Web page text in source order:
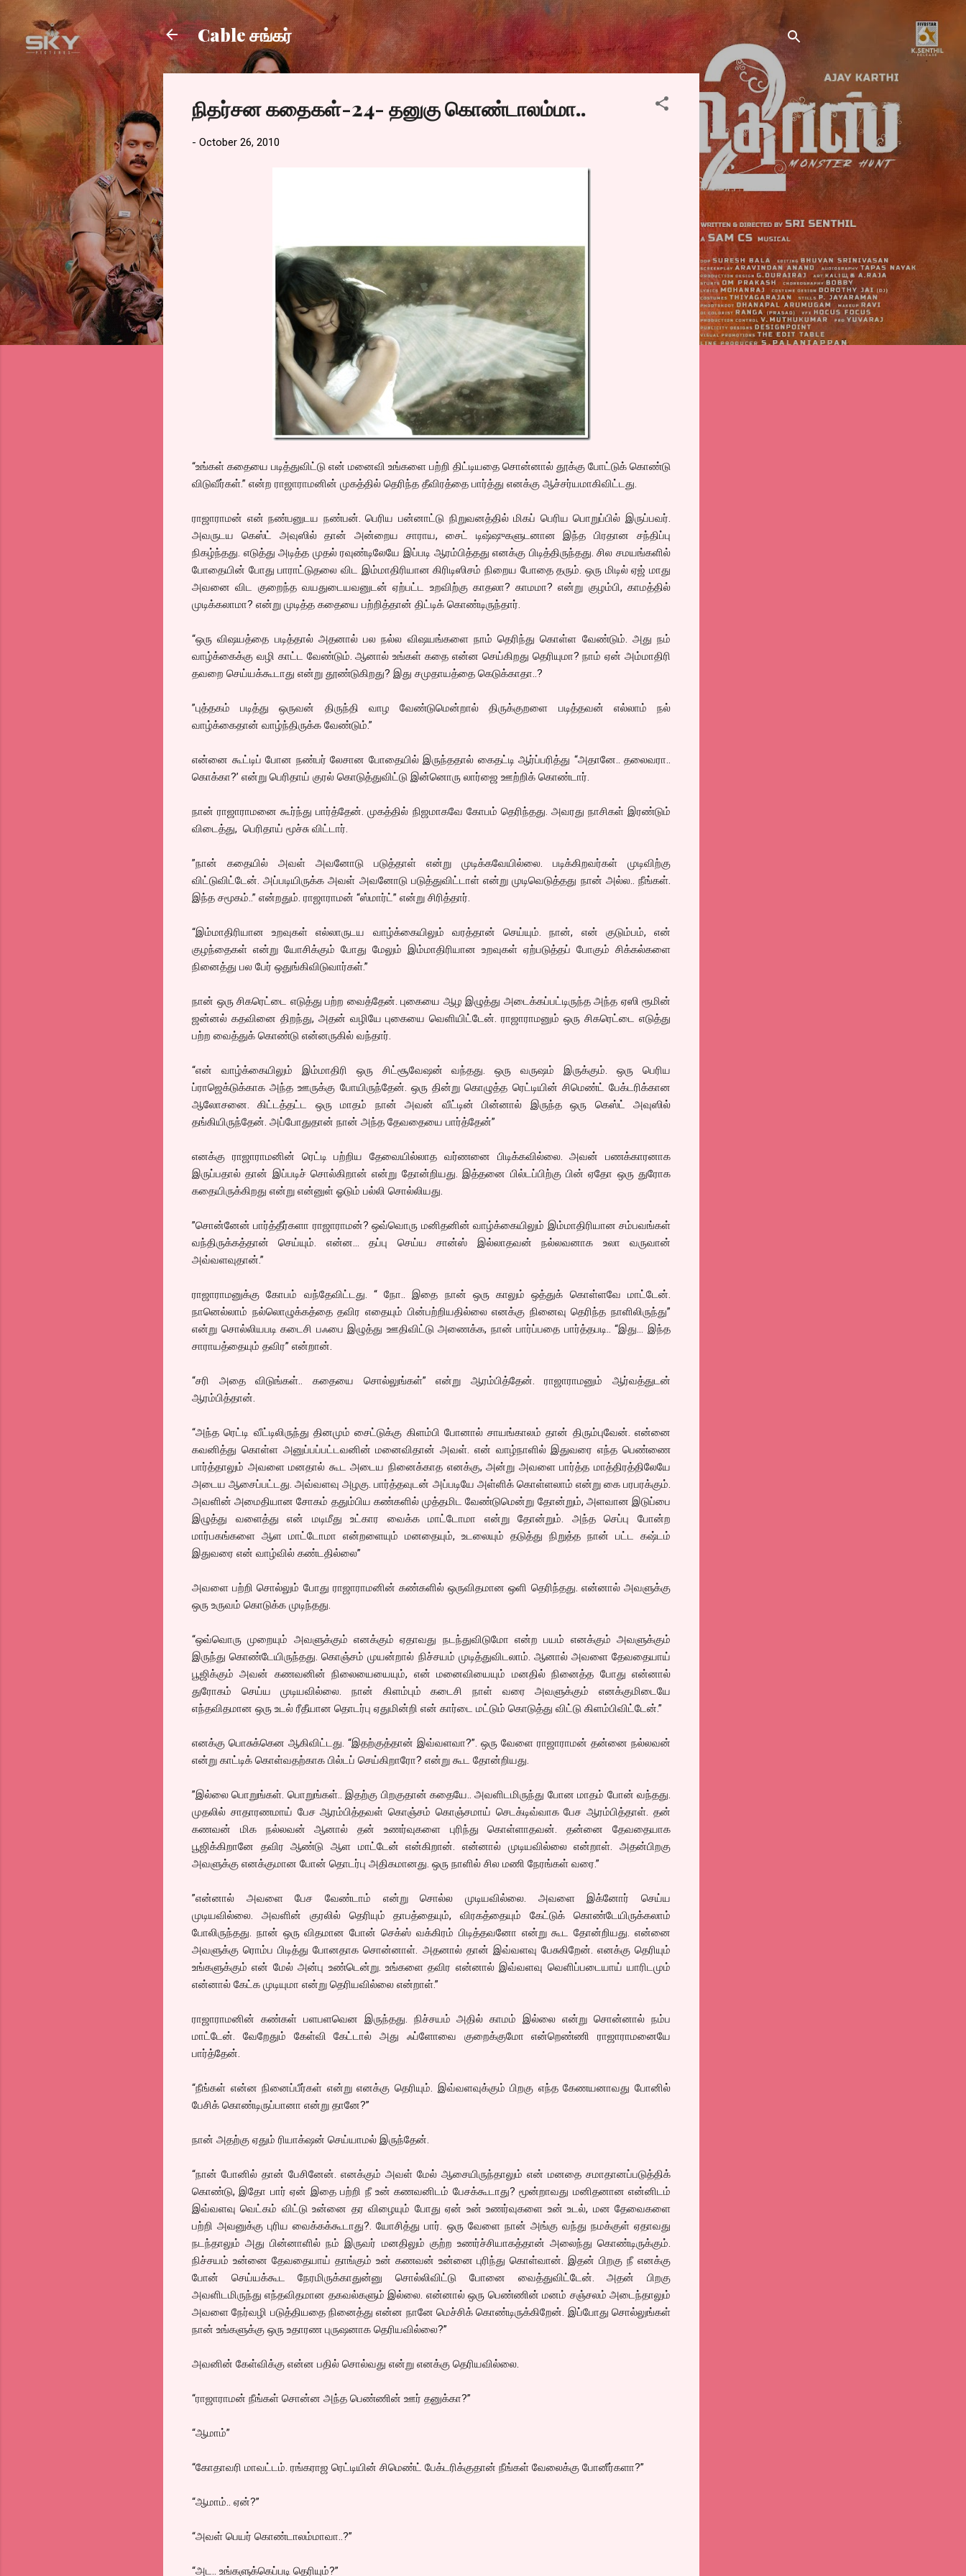
Skip to main content
Cable சங்கர்
நிதர்சன கதைகள்-24- தனுகு கொண்டாலம்மா..
- October 26, 2010
“உங்கள் கதையை படித்துவிட்டு என் மனைவி உங்களை பற்றி திட்டியதை சொன்னால் தூக்கு போட்டுக் கொண்டு
விடுவீர்கள்.” என்ற ராஜாராமனின் முகத்தில் தெரிந்த தீவிரத்தை பார்த்து எனக்கு ஆச்சர்யமாகிவிட்டது.
ராஜாராமன் என் நண்பனுடய நண்பன். பெரிய பன்னாட்டு நிறுவனத்தில் மிகப் பெரிய பொறுப்பில் இருப்பவர்.
அவருடய கெஸ்ட் அவுஸில் தான் அன்றைய சாராய, சைட் டிஷ்ஷுகளுடனான இந்த பிரதான சந்திப்பு
நிகழ்ந்தது. எடுத்து அடித்த முதல் ரவுண்டிலேயே இப்படி ஆரம்பித்தது எனக்கு பிடித்திருந்தது. சில சமயங்களில்
போதையின் போது பாராட்டுதலை விட இம்மாதிரியான கிரிடிஸிசம் நிறைய போதை தரும். ஒரு மிடில் ஏஜ் மாது
அவனை விட குறைந்த வயதுடையவனுடன் ஏற்பட்ட உறவிற்கு காதலா? காமமா? என்று குழம்பி, காமத்தில்
முடிக்கலாமா? என்று முடித்த கதையை பற்றித்தான் திட்டிக் கொண்டிருந்தார்.
“ஒரு விஷயத்தை படித்தால் அதனால் பல நல்ல விஷயங்களை நாம் தெரிந்து கொள்ள வேண்டும். அது நம்
வாழ்க்கைக்கு வழி காட்ட வேண்டும். ஆனால் உங்கள் கதை என்ன செய்கிறது தெரியுமா? நாம் ஏன் அம்மாதிரி
தவறை செய்யக்கூடாது என்று தூண்டுகிறது? இது சமுதாயத்தை கெடுக்காதா..?
”புத்தகம் படித்து ஒருவன் திருந்தி வாழ வேண்டுமென்றால் திருக்குறளை படித்தவன் எல்லாம் நல்
வாழ்க்கைதான் வாழ்ந்திருக்க வேண்டும்.”
என்னை கூட்டிப் போன நண்பர் லேசான போதையில் இருந்ததால் கைதட்டி ஆர்ப்பரித்து “அதானே.. தலைவரா..
கொக்கா?’ என்று பெரிதாய் குரல் கொடுத்துவிட்டு இன்னொரு லார்ஜை ஊற்றிக் கொண்டார்.
நான் ராஜாராமனை கூர்ந்து பார்த்தேன். முகத்தில் நிஜமாகவே கோபம் தெரிந்தது. அவரது நாசிகள் இரண்டும்
விடைத்து, பெரிதாய் மூச்சு விட்டார்.
”நான் கதையில் அவள் அவனோடு படுத்தாள் என்று முடிக்கவேயில்லை. படிக்கிறவர்கள் முடிவிற்கு
விட்டுவிட்டேன். அப்படியிருக்க அவள் அவனோடு படுத்துவிட்டாள் என்று முடிவெடுத்தது நான் அல்ல.. நீங்கள்.
இந்த சமூகம்..” என்றதும். ராஜாராமன் “ஸ்மார்ட்” என்று சிரித்தார்.
“இம்மாதிரியான உறவுகள் எல்லாருடய வாழ்க்கையிலும் வரத்தான் செய்யும். நான், என் குடும்பம், என்
குழந்தைகள் என்று யோசிக்கும் போது மேலும் இம்மாதிரியான உறவுகள் ஏற்படுத்தப் போகும் சிக்கல்களை
நினைத்து பல பேர் ஒதுங்கிவிடுவார்கள்.”
நான் ஒரு சிகரெட்டை எடுத்து பற்ற வைத்தேன். புகையை ஆழ இழுத்து அடைக்கப்பட்டிருந்த அந்த ஏஸி ரூமின்
ஜன்னல் கதவினை திறந்து, அதன் வழியே புகையை வெளியிட்டேன். ராஜாராமனும் ஒரு சிகரெட்டை எடுத்து
பற்ற வைத்துக் கொண்டு என்னருகில் வந்தார்.
“என் வாழ்க்கையிலும் இம்மாதிரி ஒரு சிட்சூவேஷன் வந்தது. ஒரு வருஷம் இருக்கும். ஒரு பெரிய
ப்ராஜெக்டுக்காக அந்த ஊருக்கு போயிருந்தேன். ஒரு தின்று கொழுத்த ரெட்டியின் சிமெண்ட் பேக்டரிக்கான
ஆலோசனை. கிட்டத்தட்ட ஒரு மாதம் நான் அவன் வீட்டின் பின்னால் இருந்த ஒரு கெஸ்ட் அவுஸில்
தங்கியிருந்தேன். அப்போதுதான் நான் அந்த தேவதையை பார்த்தேன்”
எனக்கு ராஜாராமனின் ரெட்டி பற்றிய தேவையில்லாத வர்ணனை பிடிக்கவில்லை. அவன் பணக்காரனாக
இருப்பதால் தான் இப்படிச் சொல்கிறான் என்று தோன்றியது. இத்தனை பில்டப்பிற்கு பின் ஏதோ ஒரு துரோக
கதையிருக்கிறது என்று என்னுள் ஓடும் பல்லி சொல்லியது.
”சொன்னேன் பார்த்தீர்களா ராஜாராமன்? ஒவ்வொரு மனிதனின் வாழ்க்கையிலும் இம்மாதிரியான சம்பவங்கள்
வந்திருக்கத்தான் செய்யும். என்ன... தப்பு செய்ய சான்ஸ் இல்லாதவன் நல்லவனாக உலா வருவான்
அவ்வளவுதான்.”
ராஜாராமனுக்கு கோபம் வந்தேவிட்டது. “ நோ.. இதை நான் ஒரு காலும் ஒத்துக் கொள்ளவே மாட்டேன்.
நானெல்லாம் நல்லொழுக்கத்தை தவிர எதையும் பின்பற்றியதில்லை எனக்கு நினைவு தெரிந்த நாளிலிருந்து”
என்று சொல்லியபடி கடைசி பஃபை இழுத்து ஊதிவிட்டு அணைக்க, நான் பார்ப்பதை பார்த்தபடி.. “இது... இந்த
சாராயத்தையும் தவிர” என்றான்.
“சரி அதை விடுங்கள்.. கதையை சொல்லுங்கள்” என்று ஆரம்பித்தேன். ராஜாராமனும் ஆர்வத்துடன்
ஆரம்பித்தான்.
“அந்த ரெட்டி வீட்டிலிருந்து தினமும் சைட்டுக்கு கிளம்பி போனால் சாயங்காலம் தான் திரும்புவேன். என்னை
கவனித்து கொள்ள அனுப்பப்பட்டவனின் மனைவிதான் அவள். என் வாழ்நாளில் இதுவரை எந்த பெண்ணை
பார்த்தாலும் அவளை மனதால் கூட அடைய நினைக்காத எனக்கு, அன்று அவளை பார்த்த மாத்திரத்திலேயே
அடைய ஆசைப்பட்டது. அவ்வளவு அழகு. பார்த்தவுடன் அப்படியே அள்ளிக் கொள்ளலாம் என்று கை பரபரக்கும்.
அவளின் அமைதியான சோகம் ததும்பிய கண்களில் முத்தமிட வேண்டுமென்று தோன்றும், அளவான இடுப்பை
இழுத்து வளைத்து என் மடிமீது உட்கார வைக்க மாட்டோமா என்று தோன்றும். அந்த செப்பு போன்ற
மார்பகங்களை ஆள மாட்டோமா என்றளையும் மனதையும், உடலையும் தடுத்து நிறுத்த நான் பட்ட கஷ்டம்
இதுவரை என் வாழ்வில் கண்டதில்லை”
அவளை பற்றி சொல்லும் போது ராஜாராமனின் கண்களில் ஒருவிதமான ஒளி தெரிந்தது. என்னால் அவளுக்கு
ஒரு உருவம் கொடுக்க முடிந்தது.
“ஒவ்வொரு முறையும் அவளுக்கும் எனக்கும் ஏதாவது நடந்துவிடுமோ என்ற பயம் எனக்கும் அவளுக்கும்
இருந்து கொண்டேயிருந்தது. கொஞ்சம் முயன்றால் நிச்சயம் முடித்துவிடலாம். ஆனால் அவளை தேவதையாய்
பூஜிக்கும் அவன் கணவனின் நிலையையையும், என் மனைவியையும் மனதில் நினைத்த போது என்னால்
துரோகம் செய்ய முடியவில்லை. நான் கிளம்பும் கடைசி நாள் வரை அவளுக்கும் எனக்குமிடையே
எந்தவிதமான ஒரு உடல் ரீதீயான தொடர்பு ஏதுமின்றி என் கார்டை மட்டும் கொடுத்து விட்டு கிளம்பிவிட்டேன்.”
எனக்கு பொசுக்கென ஆகிவிட்டது. “இதற்குத்தான் இவ்வளவா?”. ஒரு வேளை ராஜாராமன் தன்னை நல்லவன்
என்று காட்டிக் கொள்வதற்காக பில்டப் செய்கிறாரோ? என்று கூட தோன்றியது.
”இல்லை பொறுங்கள். பொறுங்கள்.. இதற்கு பிறகுதான் கதையே.. அவளிடமிருந்து போன மாதம் போன் வந்தது.
முதலில் சாதாரணமாய் பேச ஆரம்பித்தவள் கொஞ்சம் கொஞ்சமாய் செடக்டிவ்வாக பேச ஆரம்பித்தாள். தன்
கணவன் மிக நல்லவன் ஆனால் தன் உணர்வுகளை புரிந்து கொள்ளாதவன். தன்னை தேவதையாக
பூஜிக்கிறானே தவிர ஆண்டு ஆள மாட்டேன் என்கிறான். என்னால் முடியவில்லை என்றாள். அதன்பிறகு
அவளுக்கு எனக்குமான போன் தொடர்பு அதிகமானது. ஒரு நாளில் சில மணி நேரங்கள் வரை.”
”என்னால் அவளை பேச வேண்டாம் என்று சொல்ல முடியவில்லை. அவளை இக்னோர் செய்ய
முடியவில்லை. அவளின் குரலில் தெரியும் தாபத்தையும், விரகத்தையும் கேட்டுக் கொண்டேயிருக்கலாம்
போலிருந்தது. நான் ஒரு விதமான போன் செக்ஸ் வக்கிரம் பிடித்தவனோ என்று கூட தோன்றியது. என்னை
அவளுக்கு ரொம்ப பிடித்து போனதாக சொன்னாள். அதனால் தான் இவ்வளவு பேசுகிறேன். எனக்கு தெரியும்
உங்களுக்கும் என் மேல் அன்பு உண்டென்று. உங்களை தவிர என்னால் இவ்வளவு வெளிப்படையாய் யாரிடமும்
என்னால் கேட்க முடியுமா என்று தெரியவில்லை என்றாள்.”
ராஜாராமனின் கண்கள் பளபளவென இருந்தது. நிச்சயம் அதில் காமம் இல்லை என்று சொன்னால் நம்ப
மாட்டேன். வேறேதும் கேள்வி கேட்டால் அது ஃப்ளோவை குறைக்குமோ என்றெண்ணி ராஜாராமனையே
பார்த்தேன்.
“நீங்கள் என்ன நினைப்பீர்கள் என்று எனக்கு தெரியும். இவ்வளவுக்கும் பிறகு எந்த கேணயனாவது போனில்
பேசிக் கொண்டிருப்பானா என்று தானே?”
நான் அதற்கு ஏதும் ரியாக்‌ஷன் செய்யாமல் இருந்தேன்.
“நான் போனில் தான் பேசினேன். எனக்கும் அவள் மேல் ஆசையிருந்தாலும் என் மனதை சமாதானப்படுத்திக்
கொண்டு, இதோ பார் ஏன் இதை பற்றி நீ உன் கணவனிடம் பேசக்கூடாது? மூன்றாவது மனிதனான என்னிடம்
இவ்வளவு வெட்கம் விட்டு உன்னை தர விழையும் போது ஏன் உன் உணர்வுகளை உன் உடல், மன தேவைகளை
பற்றி அவனுக்கு புரிய வைக்கக்கூடாது?. யோசித்து பார். ஒரு வேளை நான் அங்கு வந்து நமக்குள் ஏதாவது
நடந்தாலும் அது பின்னாளில் நம் இருவர் மனதிலும் குற்ற உணர்ச்சியாகத்தான் அலைந்து கொண்டிருக்கும்.
நிச்சயம் உன்னை தேவதையாய் தாங்கும் உன் கணவன் உன்னை புரிந்து கொள்வான். இதன் பிறகு நீ எனக்கு
போன் செய்யக்கூட நேரமிருக்காதுன்னு சொல்லிவிட்டு போனை வைத்துவிட்டேன். அதன் பிறகு
அவளிடமிருந்து எந்தவிதமான தகவல்களும் இல்லை. என்னால் ஒரு பெண்ணின் மனம் சஞ்சலம் அடைந்தாலும்
அவளை நேர்வழி படுத்தியதை நினைத்து என்ன நானே மெச்சிக் கொண்டிருக்கிறேன். இப்போது சொல்லுங்கள்
நான் உங்களுக்கு ஒரு உதாரண புருஷனாக தெரியவில்லை?”
அவனின் கேள்விக்கு என்ன பதில் சொல்வது என்று எனக்கு தெரியவில்லை.
“ராஜாராமன் நீங்கள் சொன்ன அந்த பெண்ணின் ஊர் தனுக்கா?”
“ஆமாம்”
“கோதாவரி மாவட்டம். ரங்கராஜ ரெட்டியின் சிமெண்ட் பேக்டரிக்குதான் நீங்கள் வேலைக்கு போனீர்களா?”
“ஆமாம்.. ஏன்?”
“அவள் பெயர் கொண்டாலம்மாவா..?”
“அட.. உங்களுக்கெப்படி தெரியும்?”